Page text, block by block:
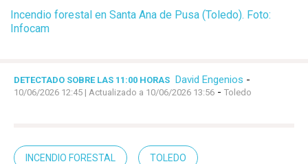
Incendio forestal en Santa Ana de Pusa (Toledo). Foto:
Infocam
DETECTADO SOBRE LAS 11:00 HORAS David Engenios -
10/06/2026 12:45 | Actualizado a 10/06/2026 13:56 - Toledo
INCENDIO FORESTAL TOLEDO